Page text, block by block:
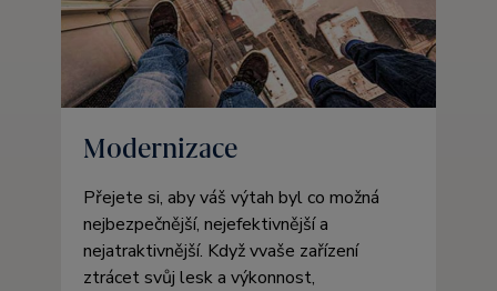
Modernizace
Přejete si, aby váš výtah byl co možná
nejbezpečnější, nejefektivnější a
nejatraktivnější. Když vvaše zařízení
ztrácet svůj lesk a výkonnost,